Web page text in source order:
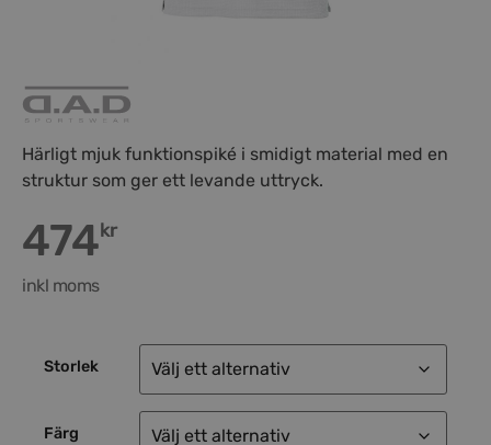
Härligt mjuk funktionspiké i smidigt material med en
struktur som ger ett levande uttryck.
474kr
inkl moms
Storlek
Färg